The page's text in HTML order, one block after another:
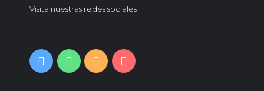
Visita nuestras redes sociales